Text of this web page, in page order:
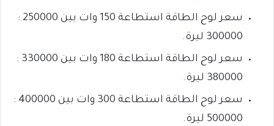
سعر لوح الطاقة استطاعة 150 وات
بين 250000 :
300000 ليرة.
سعر لوح الطاقة استطاعة 180 وات
بين 330000 :
380000 ليرة.
سعر لوح الطاقة استطاعة 300 وات
بين 400000 :
500000 ليرة.